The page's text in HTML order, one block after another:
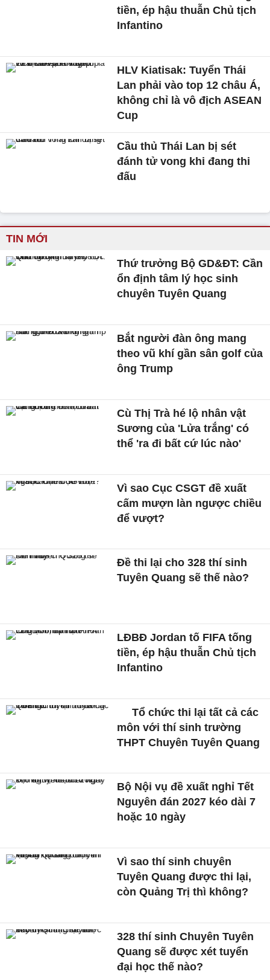
tiền, ép hậu thuẫn Chủ tịch
Infantino
HLV Kiatisak: Tuyển Thái
Lan phải vào top 12 châu Á,
không chỉ là vô địch ASEAN
Cup
Cầu thủ Thái Lan bị sét
đánh tử vong khi đang thi
đấu
TIN MỚI
Thứ trưởng Bộ GD&ĐT: Cần
ổn định tâm lý học sinh
chuyên Tuyên Quang
Bắt người đàn ông mang
theo vũ khí gần sân golf của
ông Trump
Cù Thị Trà hé lộ nhân vật
Sương của 'Lửa trắng' có
thể 'ra đi bất cứ lúc nào'
Vì sao Cục CSGT đề xuất
cấm mượn làn ngược chiều
để vượt?
Đề thi lại cho 328 thí sinh
Tuyên Quang sẽ thế nào?
LĐBĐ Jordan tố FIFA tống
tiền, ép hậu thuẫn Chủ tịch
Infantino
Tổ chức thi lại tất cả các
môn với thí sinh trường
THPT Chuyên Tuyên Quang
Bộ Nội vụ đề xuất nghỉ Tết
Nguyên đán 2027 kéo dài 7
hoặc 10 ngày
Vì sao thí sinh chuyên
Tuyên Quang được thi lại,
còn Quảng Trị thì không?
328 thí sinh Chuyên Tuyên
Quang sẽ được xét tuyển
đại học thế nào?